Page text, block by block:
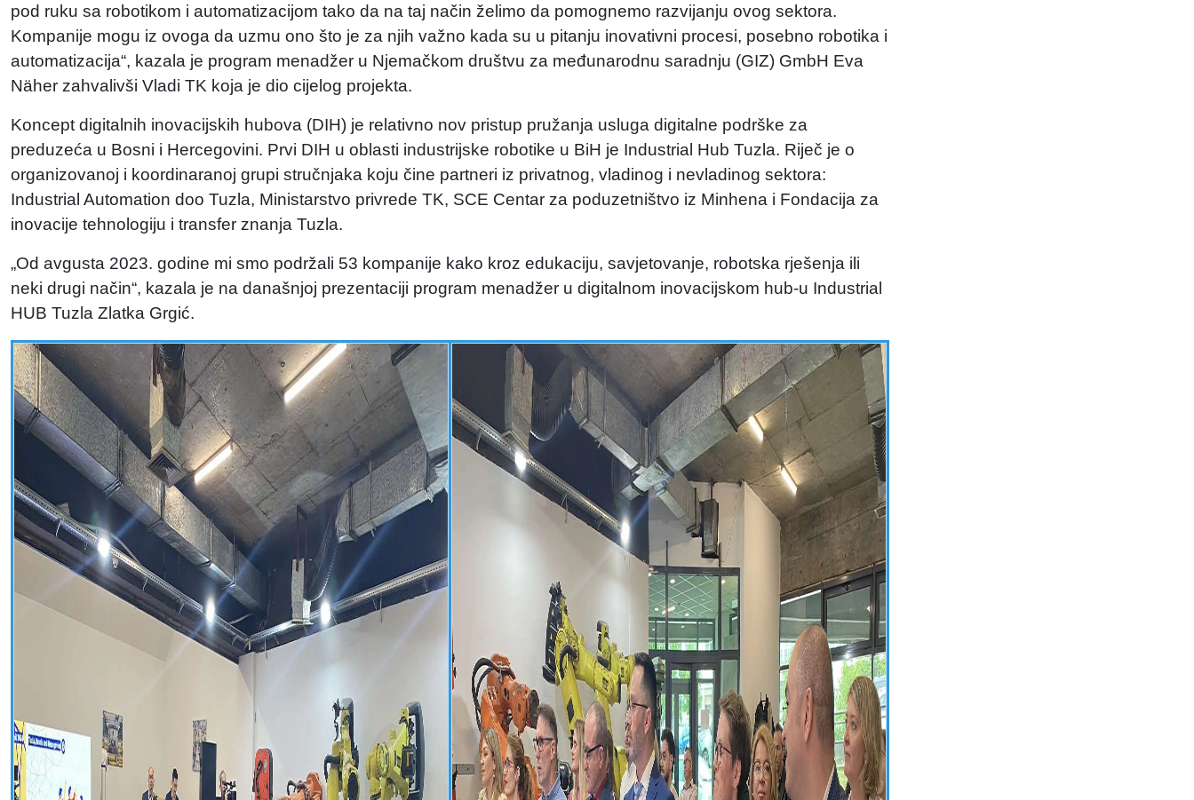
pod ruku sa robotikom i automatizacijom tako da na taj način želimo da pomognemo razvijanju ovog sektora.
Kompanije mogu iz ovoga da uzmu ono što je za njih važno kada su u pitanju inovativni procesi, posebno robotika i
automatizacija“, kazala je program menadžer u Njemačkom društvu za međunarodnu saradnju (GIZ) GmbH Eva
Näher zahvalivši Vladi TK koja je dio cijelog projekta.
Koncept digitalnih inovacijskih hubova (DIH) je relativno nov pristup pružanja usluga digitalne podrške za
preduzeća u Bosni i Hercegovini. Prvi DIH u oblasti industrijske robotike u BiH je Industrial Hub Tuzla. Riječ je o
organizovanoj i koordinaranoj grupi stručnjaka koju čine partneri iz privatnog, vladinog i nevladinog sektora:
Industrial Automation doo Tuzla, Ministarstvo privrede TK, SCE Centar za poduzetništvo iz Minhena i Fondacija za
inovacije tehnologiju i transfer znanja Tuzla.
„Od avgusta 2023. godine mi smo podržali 53 kompanije kako kroz edukaciju, savjetovanje, robotska rješenja ili
neki drugi način“, kazala je na današnjoj prezentaciji program menadžer u digitalnom inovacijskom hub-u Industrial
HUB Tuzla Zlatka Grgić.